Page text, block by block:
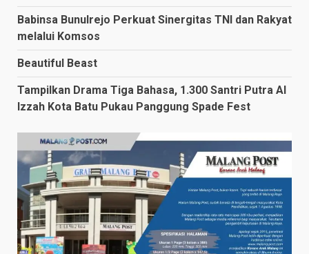
Babinsa Bunulrejo Perkuat Sinergitas TNI dan Rakyat
melalui Komsos
Beautiful Beast
Tampilkan Drama Tiga Bahasa, 1.300 Santri Putra Al
Izzah Kota Batu Pukau Panggung Spade Fest